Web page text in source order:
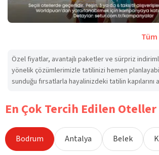
Özel fiyatlar, avantajlı paketler ve sürpriz
yönelik çözümlerimizle tatilinizi hemen
sunduğu fırsatlarla hayalinizdeki tatilin kapılarını
En Çok Tercih Edilen Oteller
Bodrum Antalya Belek